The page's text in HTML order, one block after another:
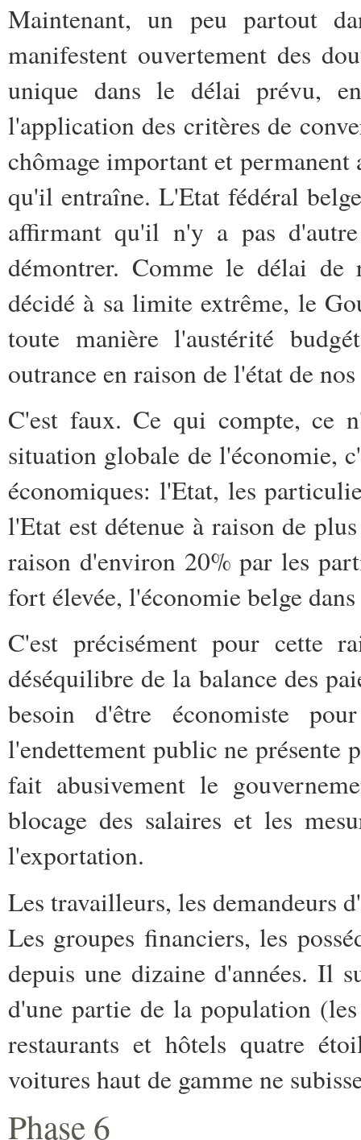
Maintenant, un peu partout
manifestent ouvertement des
unique dans le délai prévu,
l'application des critères de
chômage important et permanent
qu'il entraîne. L'Etat fédéral
affirmant qu'il n'y a pas
démontrer. Comme le délai
décidé à sa limite extrême, le
toute manière l'austérité
outrance en raison de l'état de
C'est faux. Ce qui compte, ce
situation globale de l'économie,
économiques: l'Etat, les
l'Etat est détenue à raison de
raison d'environ 20% par les
fort élevée, l'économie belge
C'est précisément pour cette
déséquilibre de la balance des
besoin d'être économiste
l'endettement public ne présente
fait abusivement le
blocage des salaires et les
l'exportation.
Les travailleurs, les demandeurs
Les groupes financiers, les
depuis une dizaine d'années. Il
d'une partie de la population
restaurants et hôtels quatre
voitures haut de gamme ne
Phase 6